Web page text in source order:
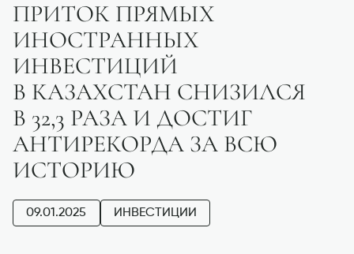
ПРИТОК ПРЯМЫХ
ИНОСТРАННЫХ
ИНВЕСТИЦИЙ
В КАЗАХСТАН СНИЗИЛСЯ
В 32,3 РАЗА И ДОСТИГ
АНТИРЕКОРДА ЗА ВСЮ
ИСТОРИЮ
09.01.2025 ИНВЕСТИЦИИ